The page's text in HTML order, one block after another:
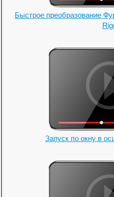
Быстрое преобразование
Запуск по окну в